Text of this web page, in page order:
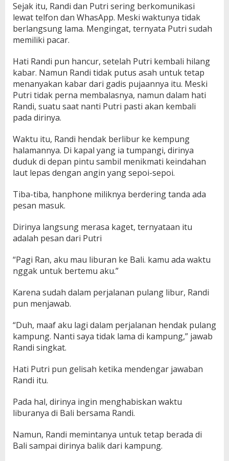
Sejak itu, Randi dan Putri sering berkomunikasi
lewat telfon dan WhasApp. Meski waktunya tidak
berlangsung lama. Mengingat, ternyata Putri sudah
memiliki pacar.
Hati Randi pun hancur, setelah Putri kembali hilang
kabar. Namun Randi tidak putus asah untuk tetap
menanyakan kabar dari gadis pujaannya itu. Meski
Putri tidak perna membalasnya, namun dalam hati
Randi, suatu saat nanti Putri pasti akan kembali
pada dirinya.
Waktu itu, Randi hendak berlibur ke kempung
halamannya. Di kapal yang ia tumpangi, dirinya
duduk di depan pintu sambil menikmati keindahan
laut lepas dengan angin yang sepoi-sepoi.
Tiba-tiba, hanphone miliknya berdering tanda ada
pesan masuk.
Dirinya langsung merasa kaget, ternyataan itu
adalah pesan dari Putri
“Pagi Ran, aku mau liburan ke Bali. kamu ada waktu
nggak untuk bertemu aku.”
Karena sudah dalam perjalanan pulang libur, Randi
pun menjawab.
“Duh, maaf aku lagi dalam perjalanan hendak pulang
kampung. Nanti saya tidak lama di kampung,” jawab
Randi singkat.
Hati Putri pun gelisah ketika mendengar jawaban
Randi itu.
Pada hal, dirinya ingin menghabiskan waktu
liburanya di Bali bersama Randi.
Namun, Randi memintanya untuk tetap berada di
Bali sampai dirinya balik dari kampung.